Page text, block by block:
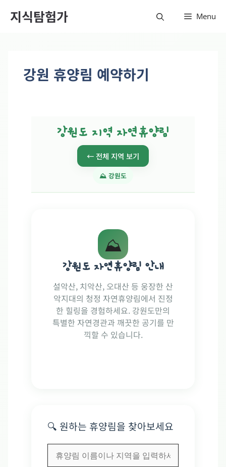
로 건지식탐험가 Menu
강원 휴양림 예약하기
← 전체 지역 보기
강원도 지역 자연휴양림
⛰️ 강원도
⛰️
강원도 자연휴양림 안내
설악산, 치악산, 오대산 등 웅장한 산
악지대의 청정 자연휴양림에서 진정
한 힐링을 경험하세요. 강원도만의
특별한 자연경관과 깨끗한 공기를 만
끽할 수 있습니다.
🔍 원하는 휴양림을 찾아보세요